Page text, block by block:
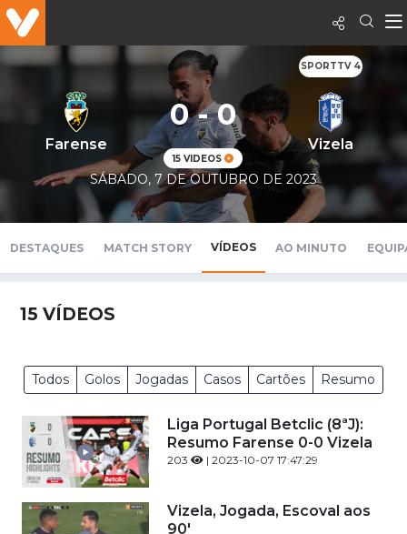
SPORTTV 4
Farense
0 - 0
15 VIDEOS
Vizela
SÁBADO, 7 DE OUTUBRO DE 2023
DESTAQUES MATCH STORY VÍDEOS AO MINUTO
15 VÍDEOS
Todos Golos Jogadas Casos Cartões Resumo
Liga Portugal Betclic (8ªJ):
Resumo Farense 0-0 Vizela
203 | 2023-10-07 17:47:29
Vizela, Jogada, Escoval aos
90'